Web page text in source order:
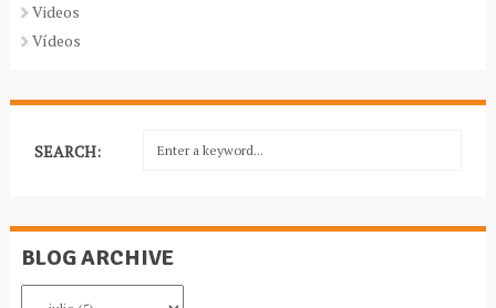
Videos
Vídeos
SEARCH:
BLOG ARCHIVE